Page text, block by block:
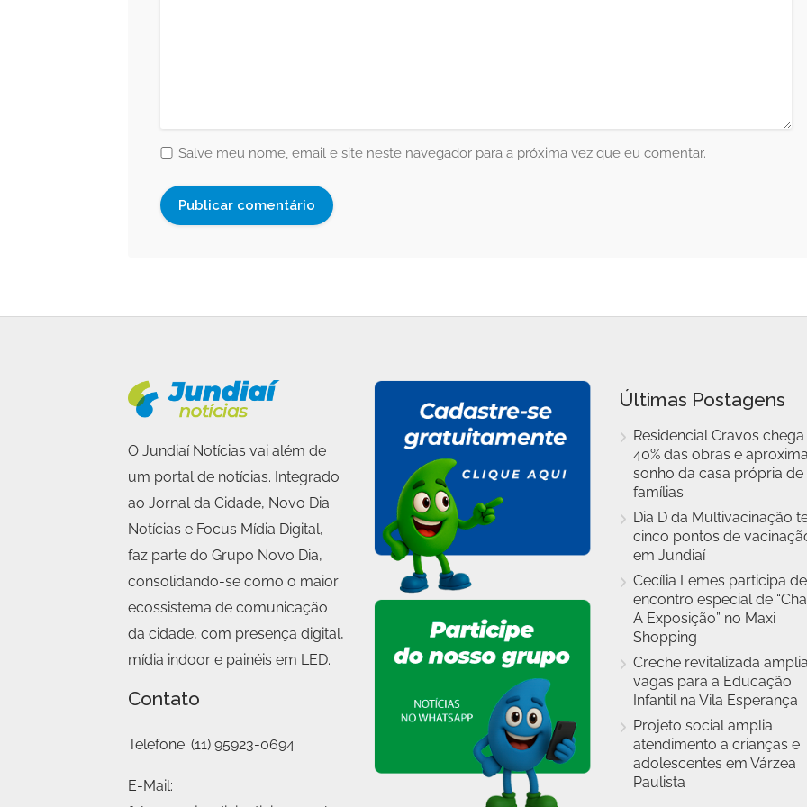
Salve meu nome, email e site neste navegador para a próxima vez que eu comentar.
O Jundiaí Notícias vai além de
um portal de notícias. Integrado
ao Jornal da Cidade, Novo Dia
Notícias e Focus Mídia Digital,
faz parte do Grupo Novo Dia,
consolidando-se como o maior
ecossistema de comunicação
da cidade, com presença digital,
mídia indoor e painéis em LED.
Contato
Telefone: (11) 95923-0694
E-Mail:
Últimas Postagens
Residencial Cravos chega
40% das obras e aproxima
sonho da casa própria de
famílias
Dia D da Multivacinação
cinco pontos de
em Jundiaí
Cecília Lemes participa de
encontro especial de
A Exposição” no Maxi
Shopping
Creche revitalizada amplia
vagas para a Educação
Infantil na Vila Esperança
Projeto social amplia
atendimento a crianças e
adolescentes em Várzea
Paulista